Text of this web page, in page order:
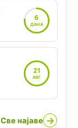
6
ДАНА
21
АВГ
Све најаве →